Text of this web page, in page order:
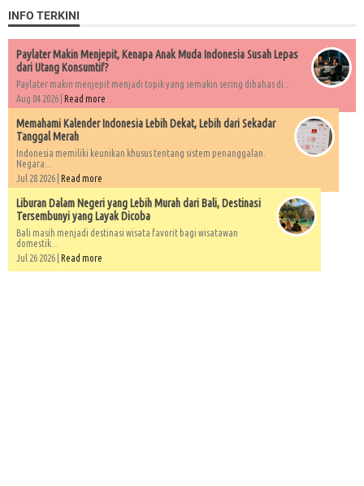
INFO TERKINI
Paylater Makin Menjepit, Kenapa Anak Muda Indonesia Susah Lepas
dari Utang Konsumtif?
Paylater makin menjepit menjadi topik yang semakin sering dibahas di...
Aug 04 2026 | Read more
Memahami Kalender Indonesia Lebih Dekat, Lebih dari Sekadar
Tanggal Merah
Indonesia memiliki keunikan khusus tentang sistem penanggalan.
Negara...
Jul 28 2026 | Read more
Liburan Dalam Negeri yang Lebih Murah dari Bali, Destinasi
Tersembunyi yang Layak Dicoba
Bali masih menjadi destinasi wisata favorit bagi wisatawan
domestik...
Jul 26 2026 | Read more